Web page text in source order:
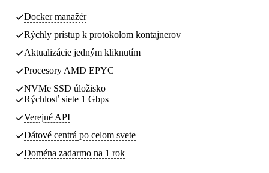
Docker manažér
Rýchly prístup k protokolom kontajnerov
Aktualizácie jedným kliknutím
Procesory AMD EPYC
NVMe SSD úložisko
Rýchlosť siete 1 Gbps
Verejné API
Dátové centrá po celom svete
Doména zadarmo na 1 rok